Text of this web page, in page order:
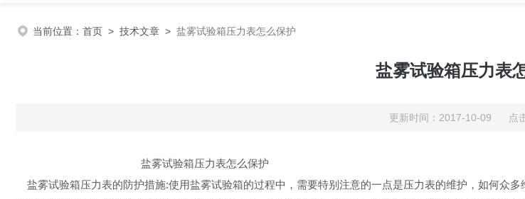
当前位置： 首页 > 技术文章 > 盐雾试验箱压力表怎么保护
盐雾试验箱压力表
更新时间：2017-10-09 点
盐雾试验箱压力表怎么保护
盐雾试验箱压力表的防护措施:使用盐雾试验箱的过程中，需要特别注意的一点是压力表的维护，如何众多